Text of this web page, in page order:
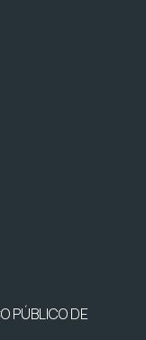
PÚBLICO DE